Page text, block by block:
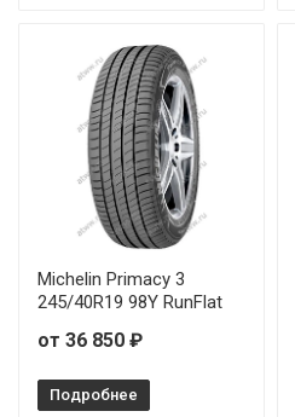
Michelin Primacy 3
245/40R19 98Y RunFlat
от 36 850 ₽
Подробнее